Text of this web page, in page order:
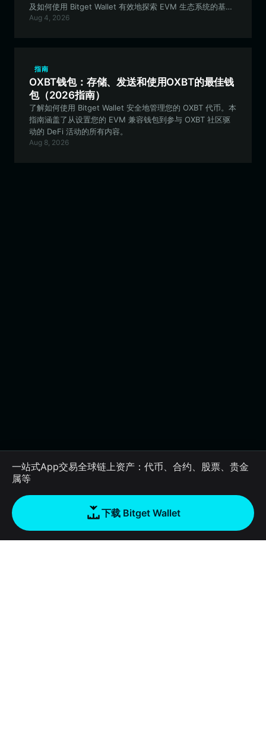
及如何使用 Bitget Wallet 有效地探索 EVM 生态系统的基本
步骤。
Aug 4, 2026
指南
OXBT钱包：存储、发送和使用OXBT的最佳钱
包（2026指南）
了解如何使用 Bitget Wallet 安全地管理您的 OXBT 代币。本
指南涵盖了从设置您的 EVM 兼容钱包到参与 OXBT 社区驱
动的 DeFi 活动的所有内容。
Aug 8, 2026
一站式App交易全球链上资产：代币、合约、股票、贵金
属等
下载 Bitget Wallet